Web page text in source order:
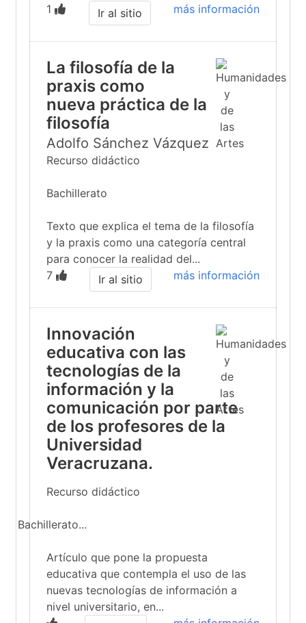
1
más información
Ir al sitio
La filosofía de la
praxis como
nueva práctica de la
filosofía
Adolfo Sánchez Vázquez
Recurso didáctico
Bachillerato
Texto que explica el tema de la filosofía
y la praxis como una categoría central
para conocer la realidad del...
7
más información
Ir al sitio
Innovación
educativa con las
tecnologías de la
información y la
comunicación por parte
de los profesores de la
Universidad
Veracruzana.
Recurso didáctico
Bachillerato...
Artículo que pone la propuesta
educativa que contempla el uso de las
nuevas tecnologías de información a
nivel universitario, en...